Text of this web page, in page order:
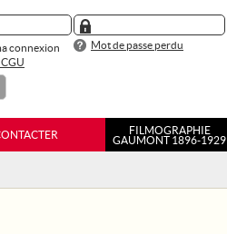
connexion
Mot de passe perdu
FILMOGRAPHIE
GAUMONT 1896-1929